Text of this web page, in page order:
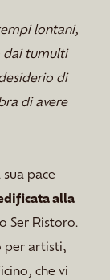
lontani,
dai tumulti
di
di avere
pace
alla
Ser Ristoro.
per artisti,
che vi